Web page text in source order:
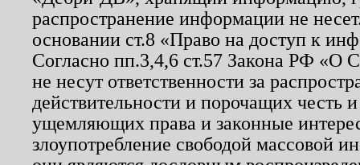
распространение информации не
основании ст.8 «Право на доступ к
Согласно пп.3,4,6 ст.57 Закона РФ «О
не несут ответственности за
действительности и порочащих честь
ущемляющих права и законные
злоупотребление свободой массовой